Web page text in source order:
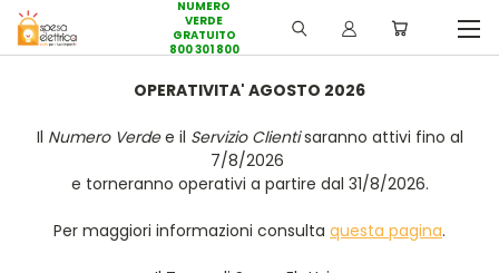
NUMERO
VERDE
GRATUITO
800 301 800
OPERATIVITA' AGOSTO 2026
Il Numero Verdee il Servizio Clientisaranno attivi fino al
7/8/2026
e torneranno operativi a partire dal 31/8/2026.
Per maggiori informazioni consulta questa pagina.